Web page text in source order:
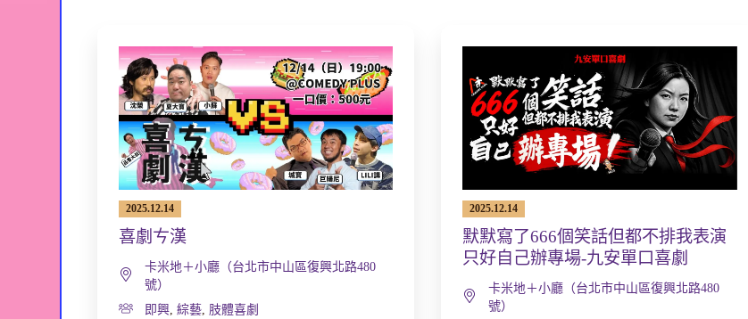
2025.12.14
喜劇ㄘ漢
卡米地＋小廳（台北市中山區復興北路480
號）
即興,綜藝, 肢體喜劇
2025.12.14
默默寫了666個笑話但都不排我表演
只好自己辦專場-九安單口喜劇
卡米地＋小廳（台北市中山區復興北路480
號）